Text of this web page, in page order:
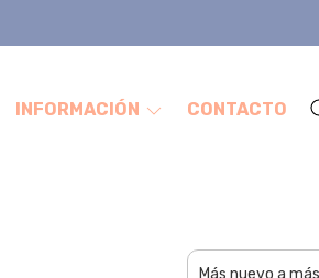
INFORMACIÓN CONTACTO